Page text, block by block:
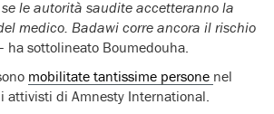
se le autorità saudite accetteranno la
medico. Badawi corre ancora il rischio
ha sottolineato Boumedouha.
mobilitate tantissime persone nel
attivisti di Amnesty International.